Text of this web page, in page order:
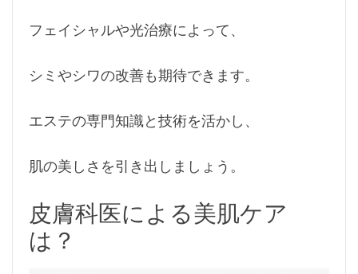
フェイシャルや光治療によって、
シミやシワの改善も期待できます。
エステの専門知識と技術を活かし、
肌の美しさを引き出しましょう。
皮膚科医による美肌ケア
は？